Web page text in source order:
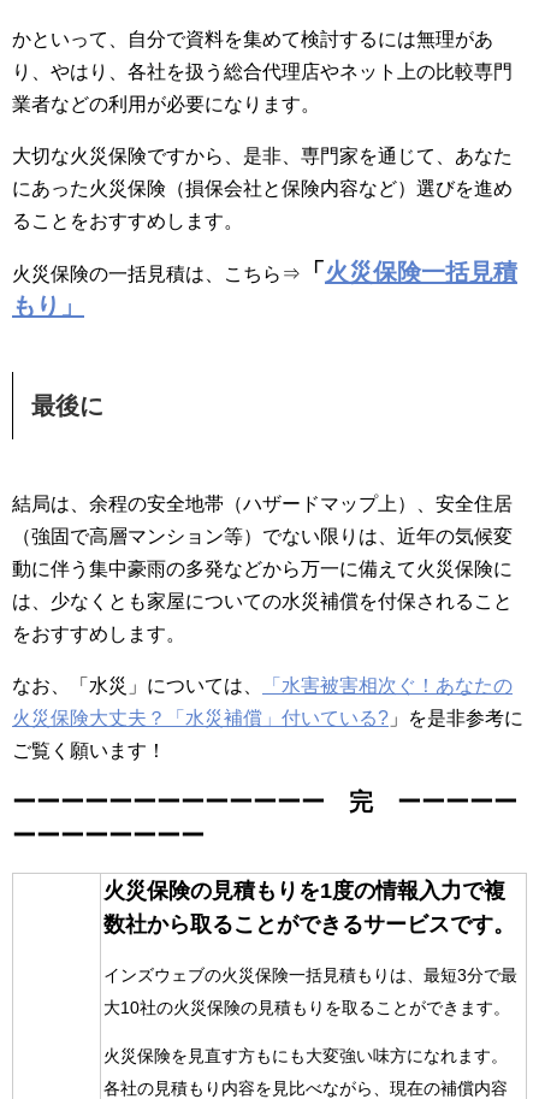
かといって、自分で資料を集めて検討するには無理があ
り、やはり、各社を扱う総合代理店やネット上の比較専門
業者などの利用が必要になります。
大切な火災保険ですから、是非、専門家を通じて、あなた
にあった火災保険（損保会社と保険内容など）選びを進め
ることをおすすめします。
火災保険の一括見積は、こちら⇒ 「 火災保険一括見積
もり」
最後に
結局は、余程の安全地帯（ハザードマップ上）、安全住居
（強固で高層マンション等）でない限りは、近年の気候変
動に伴う集中豪雨の多発などから万一に備えて火災保険に
は、少なくとも家屋についての水災補償を付保されること
をおすすめします。
なお、「水災」については、
「水害被害相次ぐ！あなたの
火災保険大丈夫？「水災補償」付いている? 」を是非参考に
ご覧く願います！
ーーーーーーーーーーーーー 完 ーーーーー
ーーーーーーーー
火災保険の見積もりを1度の情報入力で複
数社から取ることができるサービスです。
インズウェブの火災保険一括見積もりは、最短3分で最
大10社の火災保険の見積もりを取ることができます。
火災保険を見直す方もにも大変強い味方になれます。
各社の見積もり内容を見比べながら、現在の補償内容